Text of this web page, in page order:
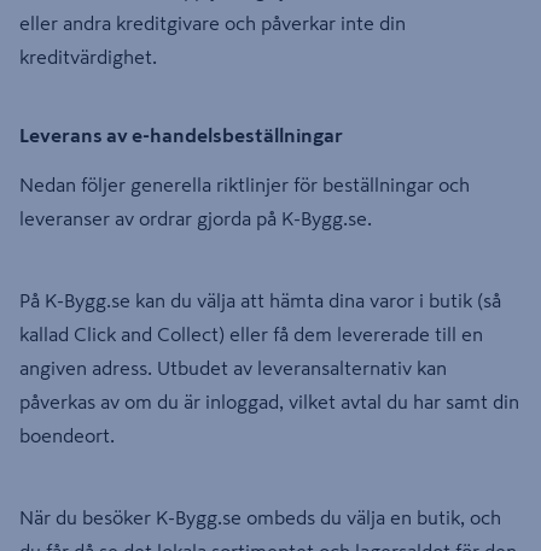
eller andra kreditgivare och påverkar inte din
kreditvärdighet.
Leverans av e-handelsbeställningar
Nedan följer generella riktlinjer för beställningar och
leveranser av ordrar gjorda på K-Bygg.se.
På K-Bygg.se kan du välja att hämta dina varor i butik (så
kallad Click and Collect) eller få dem levererade till en
angiven adress. Utbudet av leveransalternativ kan
påverkas av om du är inloggad, vilket avtal du har samt din
boendeort.
När du besöker K-Bygg.se ombeds du välja en butik, och